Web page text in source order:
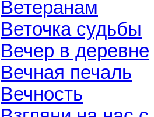
Ветеранам
Веточка судьбы
Вечер в деревне
Вечная печаль
Вечность